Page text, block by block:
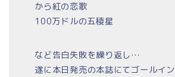
から紅の恋歌
100万ドルの五稜星
など告白失敗を繰り返し…
遂に本日発売の本誌にてゴールイン